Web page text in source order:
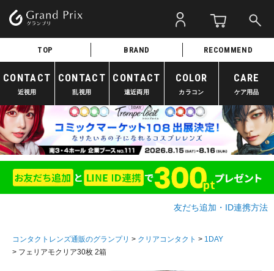
TOP BRAND RECOMMEND
CONTACT
近視用
CONTACT
乱視用
CONTACT
遠近両用
COLOR
カラコン
CARE
ケア用品
友だち追加・ID連携方法
コンタクトレンズ通販のグランプリ クリアコンタクト
1DAY
フェリアモクリア30枚 2箱